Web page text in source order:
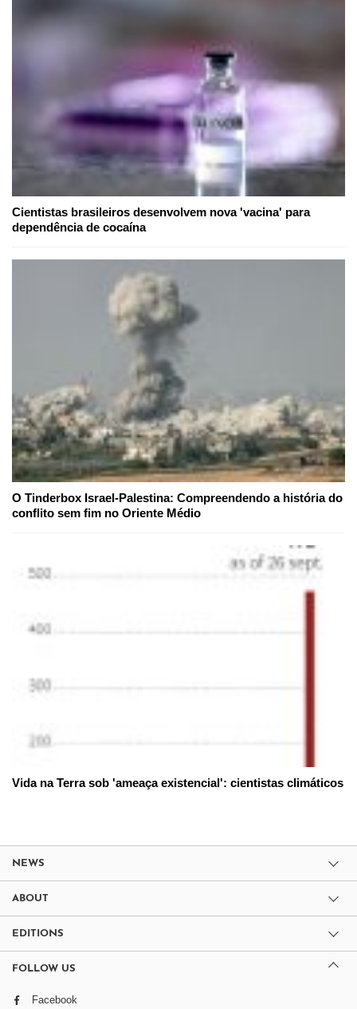
Cientistas brasileiros desenvolvem nova 'vacina' para
dependência de cocaína
O Tinderbox Israel-Palestina: Compreendendo a história do
conflito sem fim no Oriente Médio
Vida na Terra sob 'ameaça existencial': cientistas climáticos
NEWS
ABOUT
EDITIONS
FOLLOW US
Facebook